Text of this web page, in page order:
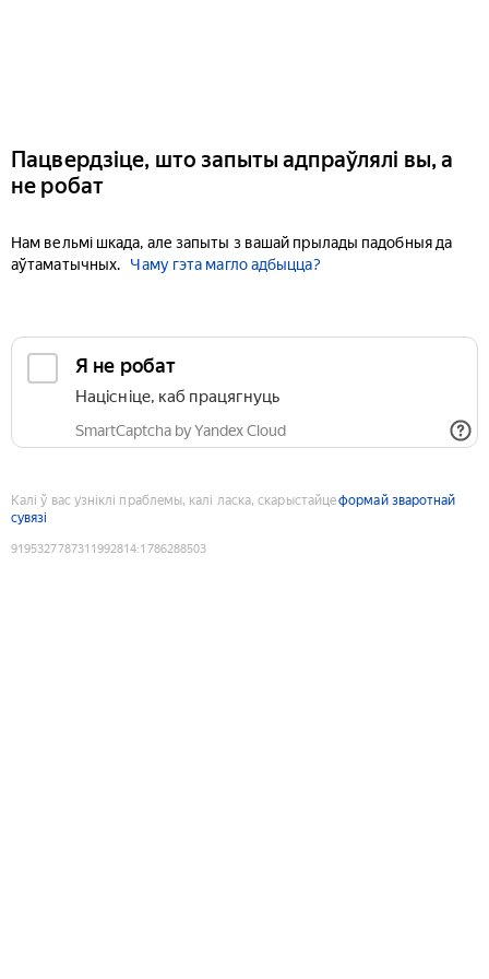
Пацвердзіце, што запыты адпраўлялі вы, а
не робат
Нам вельмі шкада, але запыты з вашай прылады падобныя да
аўтаматычных.
Чаму гэта магло адбыцца?
Я не робат
Націсніце, каб працягнуць
SmartCaptcha by Yandex Cloud
Калі ў вас узніклі праблемы, калі ласка, скарыстайцеформай зваротнай
сувязі
9195327787311992814:1786288503